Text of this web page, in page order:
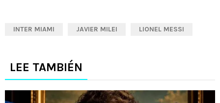
INTER MIAMI JAVIER MILEI LIONEL MESSI
LEE TAMBIÉN